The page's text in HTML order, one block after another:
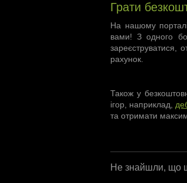
Грати
На нашому
вами! З одного
зареєструватися,
рахунок.
Також у
ігор, наприклад,
та отримати
Не знайшли, що